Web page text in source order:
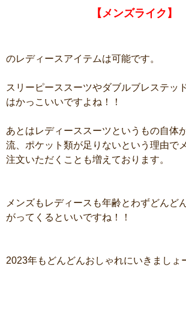
【メンズライク】
のレディースアイテムは可能です。
スリーピーススーツやダブルブレステッ
はかっこいいですよね！！
あとはレディーススーツというもの自体
流、ポケット類が足りないという理由で
注文いただくことも増えております。
メンズもレディースも年齢とわずどんど
がってくるといいですね！！
2023年もどんどんおしゃれにいきましょ